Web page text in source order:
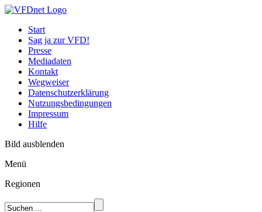
Start
Sag ja zur VFD!
Presse
Mediadaten
Kontakt
Wegweiser
Datenschutzerklärung
Nutzungsbedingungen
Impressum
Hilfe
Bild ausblenden
Menü
Regionen